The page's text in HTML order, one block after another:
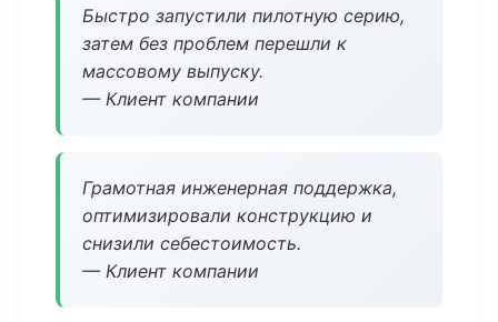
Быстро запустили пилотную серию,
затем без проблем перешли к
массовому выпуску.
— Клиент компании
Грамотная инженерная поддержка,
оптимизировали конструкцию и
снизили себестоимость.
— Клиент компании